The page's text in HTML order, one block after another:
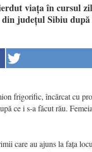
viața în cursul
județul Sibiu
frigorific, încărcat cu
ce i s-a făcut rău.
care au ajuns la fața